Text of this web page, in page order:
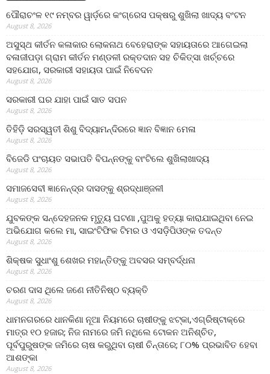
ପୌରାଚଂଳ ୧୯ ନମ୍ବର ୱାର୍ଡ଼ରେ କଂଗ୍ରେସ ପକ୍ଷରୁ ଶୁଖିଲା ଖାଦ୍ୟ ବଂଟନ
August 8, 2026
ଅସୁସ୍ଥ କୀର୍ତନ କଳାକାର ଲୋକନାଥ ବେହେରାଙ୍କ ସହାୟତାରେ ଆଗେଇଲା
ବଳାଜୀପଡ଼ା ଗ୍ରାମ କୀର୍ତନ ମଣ୍ଡଳୀ ରକ୍ତଦାନ ସହ ଚିକିତ୍ସା ଖର୍ଚ୍ଚରେ
ସହଯୋଗ, ସରକାରୀ ସହାୟତା ପାଇଁ ନିବେଦନ
August 8, 2026
ସରକାରୀ ଘର ଯାହା ପାଇଁ ସାତ ସପନ
August 8, 2026
ତିହିଡି଼ ସରସ୍ୱତୀ ଶିଶୁ ବିଦ୍ୟାମନ୍ଦିରରେ ଜ୍ଞାନ ବିଜ୍ଞାନ ମେଳା
August 8, 2026
ବିଜେଡି ପଂଚାୟତ ସଭାପତି ବିପନ୍ନଙ୍କୁ ବାଂଟିଲେ ଶୁଖିଲାଖାଦ୍ୟ
August 8, 2026
ସମାଜସେବୀ ଜ୍ଞାନେନ୍ଦ୍ର ଦାସଙ୍କୁ ଶ୍ରଦ୍ଧାଞ୍ଜଳୀ
August 8, 2026
ଯୁବକଙ୍କ ସନ୍ଦେହଜନକ ମୃତ୍ୟୁ ଘଟଣା ,ପୁଅକୁ ହତ୍ୟା କାରାଯାଇଥିବା ନେଇ
ଅଭିଯୋଗ କଲେ ମା, ସାଇଂଟିଫିକ ଟିମର ଓ ଏସଡ଼ିପିଓଙ୍କ ତଦନ୍ତ
August 8, 2026
ଶିକ୍ଷକ ସୁଧାଂଶୁ ଶେଖର ମହାନ୍ତିଙ୍କୁ ଅବସର ସମ୍ବର୍ଦ୍ଧନା
August 8, 2026
ଚରଣ ଦାସ ଥିଲେ ଜଣେ ନୀତିନିଷ୍ଠ ବ୍ୟକ୍ତି
August 8, 2026
ଧାମନଗରରେ ଧାନକିଣା ନୂଆ ନିୟମରେ ଚାଷୀଙ୍କୁ ଝଟ୍‌କା,ଏଗ୍ରିଷ୍ଟାକ୍‌ରେ
ମାତ୍ର ୧୦ ହଜାର; ନିଜ ନାମରେ ଜମି ନଥିଲେ ଟୋକନ ଅନିଶ୍ଚିତ,
ପୂର୍ବପୁରୁଷଙ୍କ ଜମିରେ ଚାଷ କରୁଥିବା ଚାଷୀ ଚିନ୍ତାରେ; ୮୦% ପ୍ରଭାବିତ ହେବା
ଆଶଙ୍କା
August 8, 2026